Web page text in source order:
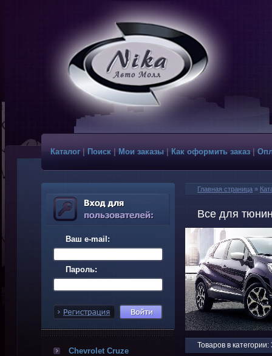
Каталог Поиск|Мои заказы|Как оформить заказ
Ваш e-mail:
Пароль:
Chevrolet Cruze
Главная страница »
Все для
Товаров в категории: